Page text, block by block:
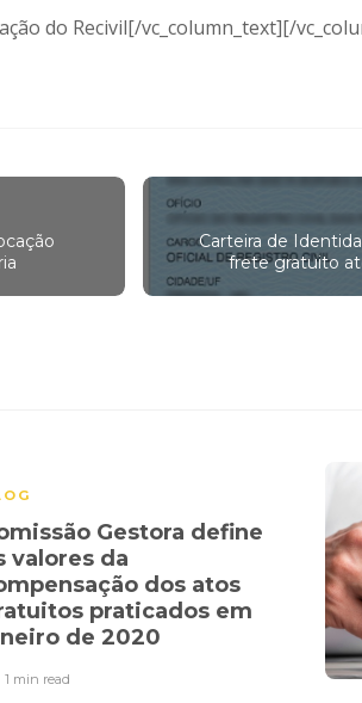
do Recivil[/vc_column_text][/
Carteira de
frete gratuito
Gestora define
valores da
dos atos
praticados em
de 2020
1 min read